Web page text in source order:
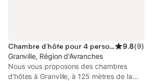
Chambre d’hôte pour 4 personnes 9.8(9)
Granville, Région d'Avranches
Nous vous proposons des chambres
d'hôtes à Granville, à 125 mètres de la